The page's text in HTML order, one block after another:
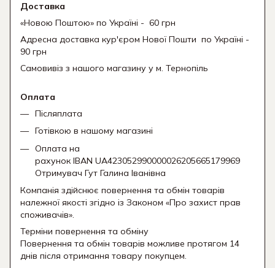
Доставка
«Новою Поштою» по Україні - 60 грн
Адресна доставка кур'єром Нової Пошти по Україні -
90 грн
Самовивіз з нашого магазину у м. Тернопіль
Оплата
Післяплата
Готівкою в нашому магазині
Оплата на
рахунок IBAN UA423052990000026205665179969
Отримувач Гут Галина Іванівна
Компанія здійснює повернення та обмін товарів
належної якості згідно із Законом «Про захист прав
споживачів».
Терміни повернення та обміну
Повернення та обмін товарів можливе протягом 14
днів після отримання товару покупцем.